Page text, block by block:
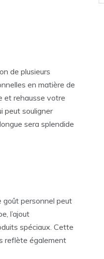
de plusieurs
en matière de
et rehausse votre
peut souligner
sera splendide
goût personnel peut
l’ajout
spéciaux. Cette
reflète également